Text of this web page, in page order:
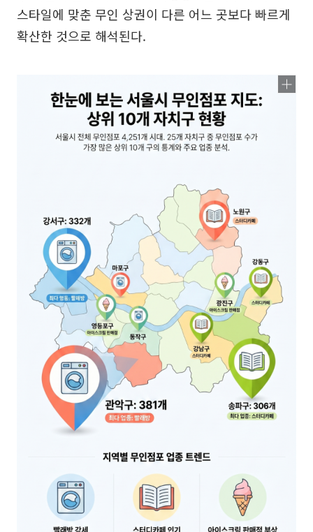
스타일에 맞춘 무인 상권이 다른 어느 곳보다 빠르게
확산한 것으로 해석된다.